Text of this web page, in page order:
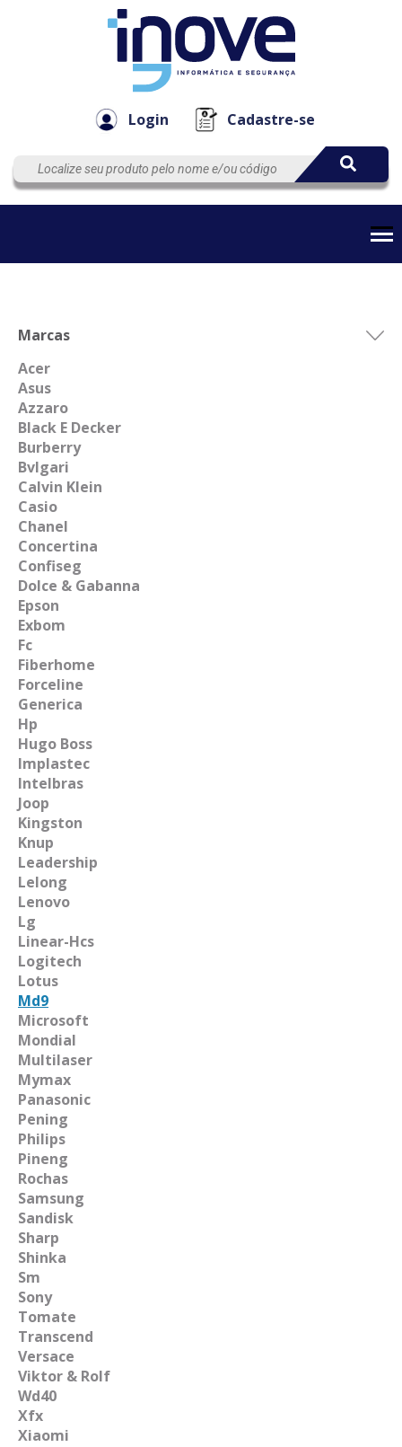
Login Cadastre-se
EmpresaAutomação
Marcas
Acer
Asus
Azzaro
Black E Decker
Burberry
Bvlgari
Calvin Klein
Casio
Chanel
Concertina
Confiseg
Dolce & Gabanna
Epson
Exbom
Fc
Fiberhome
Forceline
Generica
Hp
Hugo Boss
Implastec
Intelbras
Joop
Kingston
Knup
Leadership
Lelong
Lenovo
Lg
Linear-Hcs
Logitech
Lotus
Md9
Microsoft
Mondial
Multilaser
Mymax
Panasonic
Pening
Philips
Pineng
Rochas
Samsung
Sandisk
Sharp
Shinka
Sm
Sony
Tomate
Transcend
Versace
Viktor & Rolf
Wd40
Xfx
Xiaomi